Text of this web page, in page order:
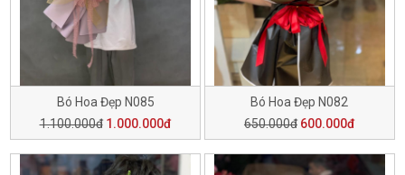
Bó Hoa Đẹp N085
1.100.000đ 1.000.000đ
Bó Hoa Đẹp N082
650.000đ 600.000đ